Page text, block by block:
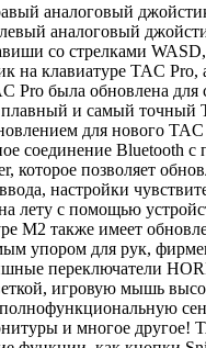
аналоговый
аналоговый
со стрелками
на клавиатуре TAC Pro,
Pro была обновлена для
и самый точный
для нового TAC
соединение Bluetooth
которое позволяет
настройки
лету с помощью
M2 также имеет
упором для рук,
переключатели
игровую мышь
и многое другое!